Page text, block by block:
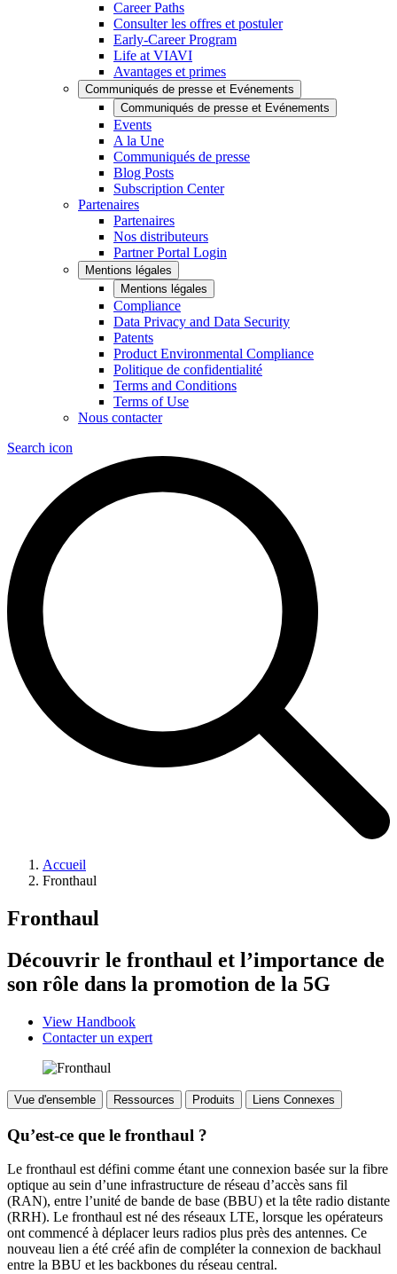
Career Paths
Consulter les offres et postuler
Early-Career Program
Life at VIAVI
Avantages et primes
Communiqués de presse et Evénements
Communiqués de presse et Evénements
Events
A la Une
Communiqués de presse
Blog Posts
Subscription Center
Partenaires
Partenaires
Nos distributeurs
Partner Portal Login
Mentions légales
Mentions légales
Compliance
Data Privacy and Data Security
Patents
Product Environmental Compliance
Politique de confidentialité
Terms and Conditions
Terms of Use
Nous contacter
Search icon
Accueil
Fronthaul
Fronthaul
Découvrir le fronthaul et l’importance de
son rôle dans la promotion de la 5G
View Handbook
Contacter un expert
Vue d'ensemble Ressources Produits Liens Connexes
Qu’est-ce que le fronthaul ?
Le fronthaul est défini comme étant une connexion basée sur la fibre
optique au sein d’une infrastructure de réseau d’accès sans fil
(RAN), entre l’unité de bande de base (BBU) et la tête radio distante
(RRH). Le fronthaul est né des réseaux LTE, lorsque les opérateurs
ont commencé à déplacer leurs radios plus près des antennes. Ce
nouveau lien a été créé afin de compléter la connexion de backhaul
entre la BBU et les backbones du réseau central.